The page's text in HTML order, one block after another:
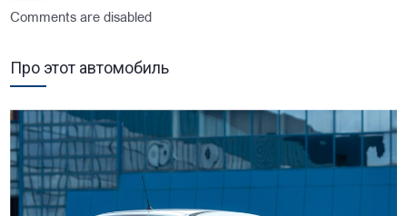
Comments are disabled
Про этот автомобиль